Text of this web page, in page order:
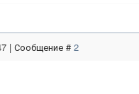
| Сообщение # 2